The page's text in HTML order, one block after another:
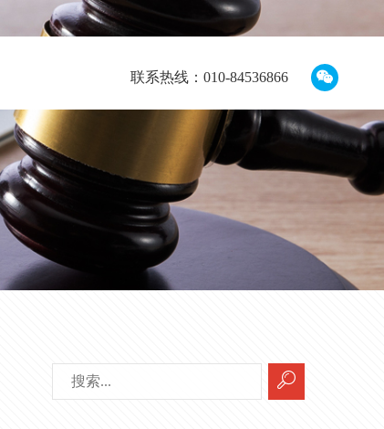
联系热线：010-84536866